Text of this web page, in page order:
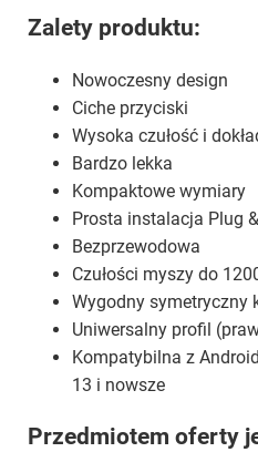
Zalety produktu:
Nowoczesny design
Ciche przyciski
Wysoka czułość i
Bardzo lekka
Kompaktowe wymiary
Prosta instalacja Plug
Bezprzewodowa
Czułości myszy do
Wygodny symetryczny
Uniwersalny profil
Kompatybilna z
13 i nowsze
Przedmiotem oferty